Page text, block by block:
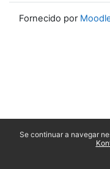
Se continuar a navegar
Fornecido por